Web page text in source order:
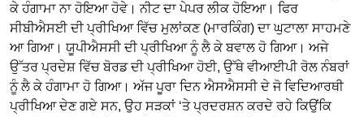
ਕੇ ਹੰਗਾਮਾ ਨਾ ਹੋਇਆ ਹੋਵੇ। ਨੀਟ ਦਾ ਪੇਪਰ ਲੀਕ ਹੋਇਆ। ਫਿਰ
ਸੀਬੀਐਸਈ ਦੀ ਪ੍ਰੀਖਿਆ ਵਿੱਚ ਮੁਲਾਂਕਣ (ਮਾਰਕਿੰਗ) ਦਾ ਘੁਟਾਲਾ ਸਾਹਮਣੇ
ਆ ਗਿਆ। ਯੂਪੀਐਸਸੀ ਦੀ ਪ੍ਰੀਖਿਆ ਨੂੰ ਲੈ ਕੇ ਬਵਾਲ ਹੋ ਗਿਆ। ਅਜੇ
ਉੱਤਰ ਪ੍ਰਦੇਸ਼ ਵਿੱਚ ਬੋਰਡ ਦੀ ਪ੍ਰੀਖਿਆ ਹੋਈ, ਉੱਥੇ ਵੀਆਈਪੀ ਰੋਲ ਨੰਬਰਾਂ
ਨੂੰ ਲੈ ਕੇ ਹੰਗਾਮਾ ਹੋ ਗਿਆ। ਅੱਜ ਪੂਰਾ ਦਿਨ ਐਸਐਸਸੀ ਦੇ ਜੋ ਵਿਦਿਆਰਥੀ
ਪ੍ਰੀਖਿਆ ਦੇਣ ਗਏ ਸਨ, ਉਹ ਸੜਕਾਂ ‘ਤੇ ਪ੍ਰਦਰਸ਼ਨ ਕਰਦੇ ਰਹੇ ਕਿਉਂਕਿ